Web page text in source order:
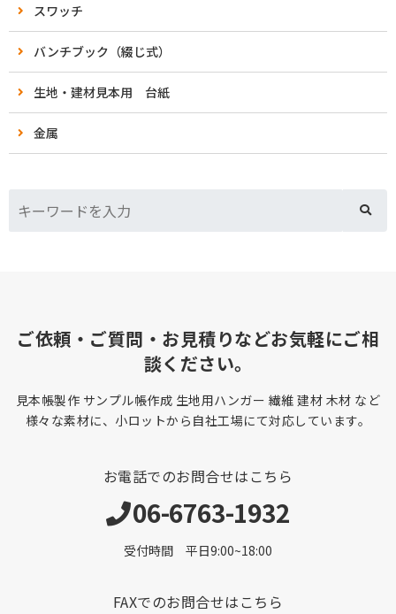
スワッチ
バンチブック（綴じ式）
生地・建材見本用 台紙
金属
ご依頼・ご質問・お見積りなどお気軽にご相
談ください。
見本帳製作 サンプル帳作成 生地用ハンガー 繊維 建材 木材 など
様々な素材に、小ロットから自社工場にて対応しています。
お電話でのお問合せはこちら
06-6763-1932
受付時間 平日9:00~18:00
FAXでのお問合せはこちら